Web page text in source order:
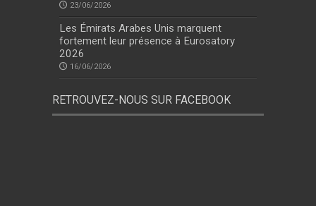
23/06/2026
Les Émirats Arabes Unis marquent
fortement leur présence à Eurosatory
2026
16/06/2026
RETROUVEZ-NOUS SUR FACEBOOK